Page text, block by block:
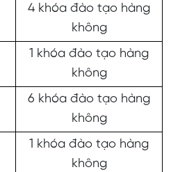
4 khóa đào tạo hàng
không
1 khóa đào tạo hàng
không
6 khóa đào tạo hàng
không
1 khóa đào tạo hàng
không